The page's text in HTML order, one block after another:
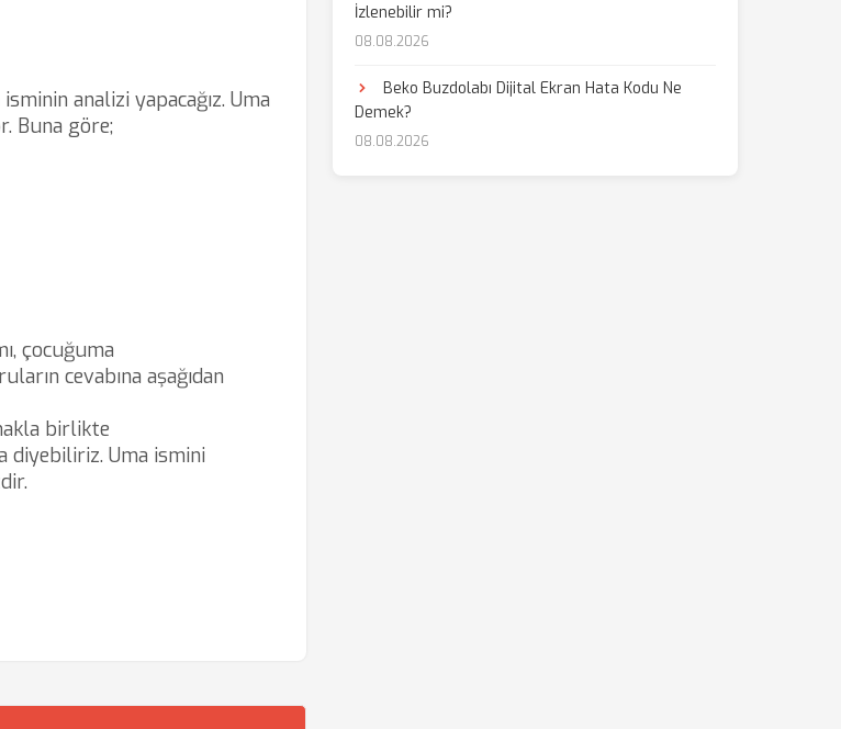
analizi yapacağız. Uma
Buna göre;
çocuğuma
cevabına aşağıdan
birlikte
diyebiliriz. Uma ismini
İzlenebilir mi?
08.08.2026
Beko Buzdolabı Dijital Ekran Hata Kodu Ne
Demek?
08.08.2026